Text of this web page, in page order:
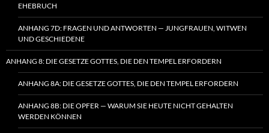
EHEBRUCH
ANHANG 7D: FRAGEN UND ANTWORTEN — JUNGFRAUEN, WITWEN
UND GESCHIEDENE
ANHANG 8: DIE GESETZE GOTTES, DIE DEN TEMPEL ERFORDERN
ANHANG 8A: DIE GESETZE GOTTES, DIE DEN TEMPEL ERFORDERN
ANHANG 8B: DIE OPFER — WARUM SIE HEUTE NICHT GEHALTEN
WERDEN KÖNNEN